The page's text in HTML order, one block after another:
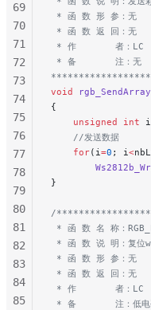
* 函 数 形 参：无
* 函 数 返 回：无
* 作       者：LC
* 备       注：无
void rgb_SendArray
{
    unsigned
int
    //发送数据
    for
(i =0 ; i <
}
/
* 函 数 名 称：
* 函 数 说 明：复位
* 函 数 形 参：无
* 函 数 返 回：无
* 作       者：LC
* 备       注：低电
69
70
71
72
73
74
75
76
77
78
79
80
81
82
83
84
85